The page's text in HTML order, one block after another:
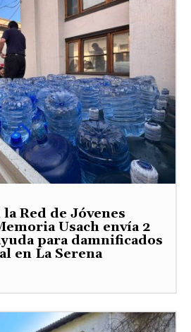
Red de Jóvenes
Usach envía 2
para damnificados
en La Serena